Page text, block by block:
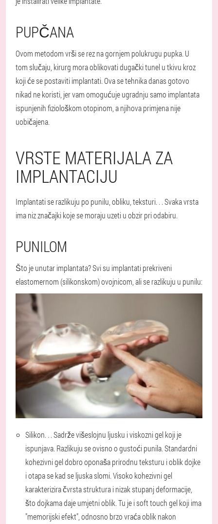
PUPČANA
Ovom metodom vrši se rez na gornjem polukrugu pupka. U
tom slučaju, kirurg mora oblikovati dugački tunel u tkivu kroz
koji će se postaviti implantati. Ova se tehnika danas gotovo
nikad ne koristi, jer vam omogućuje ugradnju samo implantata
ispunjenih fiziološkom otopinom, a njihova primjena nije
uobičajena.
VRSTE MATERIJALA ZA
IMPLANTACIJU
Implantati se razlikuju po punilu, obliku, teksturi. . . Svaka vrsta
ima niz značajki koje se moraju uzeti u obzir pri odabiru.
PUNILOM
Što je unutar implantata? Svi su implantati prekriveni
elastomernom (silikonskom) ovojnicom, ali se razlikuju u punilu:
Silikon. . . Sadrže višeslojnu ljusku i viskozni gel koji je
ispunjava. Razlikuju se ovisno o gustoći punila. Standardni
kohezivni gel dobro oponaša prirodnu teksturu i oblik dojke
i otapa se kad se ljuska slomi. Visoko kohezivni gel
karakterizira čvrsta struktura i nizak stupanj deformacije,
što dojkama daje umjetni oblik. Tu je i soft touch gel koji ima
"memorijski efekt", odnosno brzo vraća oblik nakon